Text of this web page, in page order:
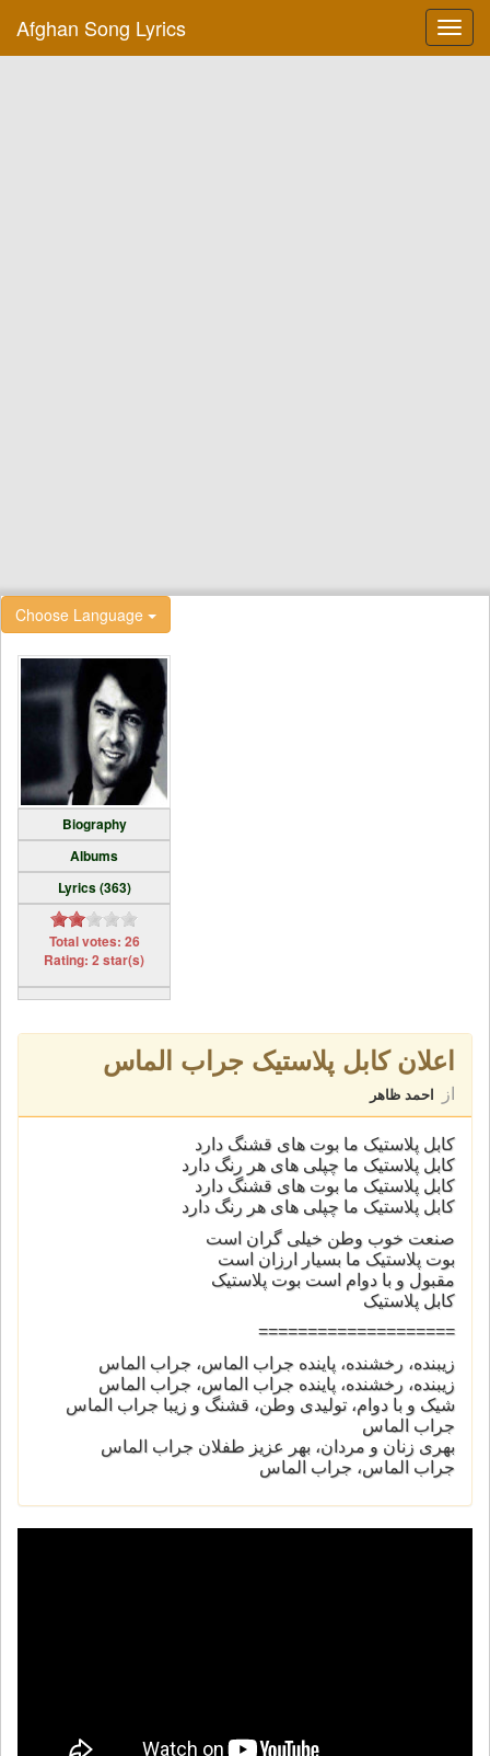
Afghan Song Lyrics
Choose Language
Biography
Albums
Lyrics (363)
Total votes: 26
Rating: 2 star(s)
اعلان کابل پلاستیک جراب الماس
از احمد ظاهر
کابل پلاستیک ما بوت های قشنگ دارد
کابل پلاستیک ما چپلی های هر رنگ دارد
کابل پلاستیک ما بوت های قشنگ دارد
کابل پلاستیک ما چپلی های هر رنگ دارد
صنعت خوب وطن خیلی گران است
بوت پلاستیک ما بسیار ارزان است
مقبول و با دوام است بوت پلاستیک
کابل پلاستیک
====================
زیبنده، رخشنده، پاینده جراب الماس، جراب الماس
زیبنده، رخشنده، پاینده جراب الماس، جراب الماس
شیک و با دوام، تولیدی وطن، قشنگ و زیبا جراب الماس
جراب الماس
بهری زنان و مردان، بهر عزیز طفلان جراب الماس
جراب الماس، جراب الماس